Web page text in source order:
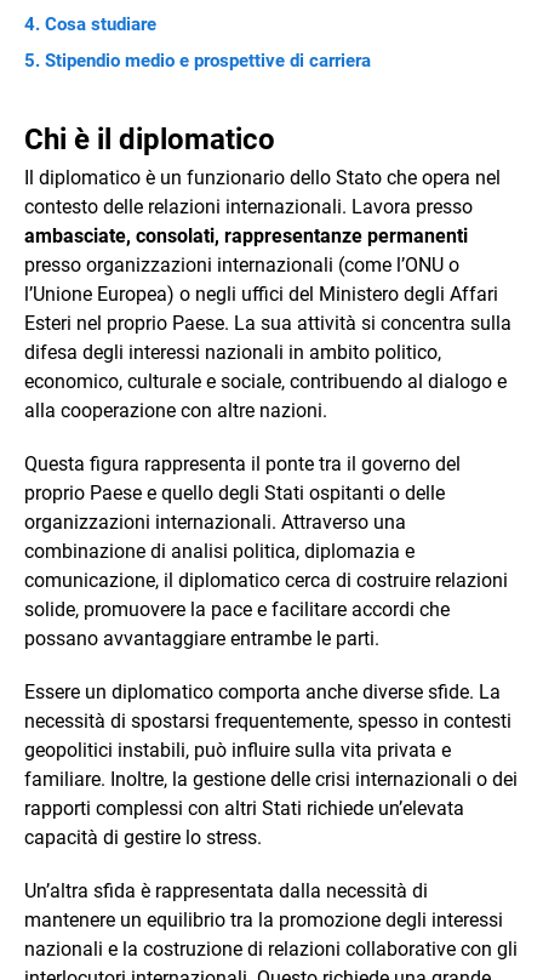
Cosa studiare
Stipendio medio e prospettive di carriera
Chi è il diplomatico
Il diplomatico è un funzionario dello Stato che opera nel
contesto delle relazioni internazionali. Lavora presso
ambasciate, consolati, rappresentanze permanenti
presso organizzazioni internazionali (come l’ONU o
l’Unione Europea) o negli uffici del Ministero degli Affari
Esteri nel proprio Paese. La sua attività si concentra sulla
difesa degli interessi nazionali in ambito politico,
economico, culturale e sociale, contribuendo al dialogo e
alla cooperazione con altre nazioni.
Questa figura rappresenta il ponte tra il governo del
proprio Paese e quello degli Stati ospitanti o delle
organizzazioni internazionali. Attraverso una
combinazione di analisi politica, diplomazia e
comunicazione, il diplomatico cerca di costruire relazioni
solide, promuovere la pace e facilitare accordi che
possano avvantaggiare entrambe le parti.
Essere un diplomatico comporta anche diverse sfide. La
necessità di spostarsi frequentemente, spesso in contesti
geopolitici instabili, può influire sulla vita privata e
familiare. Inoltre, la gestione delle crisi internazionali o dei
rapporti complessi con altri Stati richiede un’elevata
capacità di gestire lo stress.
Un’altra sfida è rappresentata dalla necessità di
mantenere un equilibrio tra la promozione degli interessi
nazionali e la costruzione di relazioni collaborative con gli